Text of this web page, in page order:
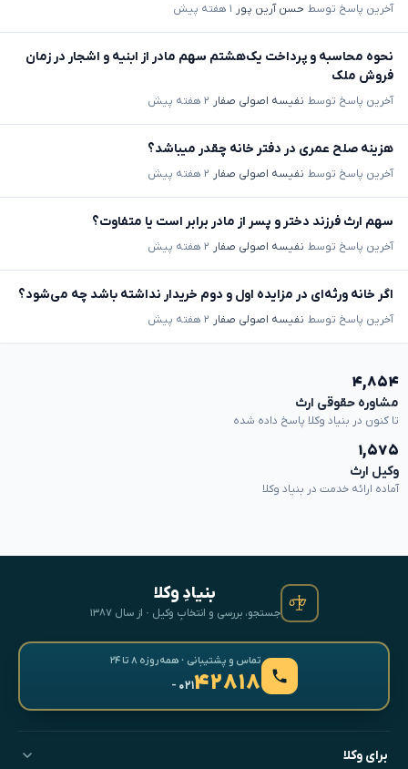
آخرین پاسخ توسط حسن آرین پور ۱ هفته پیش
نحوه محاسبه و پرداخت یک‌هشتم سهم مادر از ابنیه و اشجار در زمان
فروش ملک
آخرین پاسخ توسط نفیسه اصولی صفار ۲ هفته پیش
هزینه صلح عمری در دفتر خانه چقدر میباشد؟
آخرین پاسخ توسط نفیسه اصولی صفار ۲ هفته پیش
سهم ارث فرزند دختر و پسر از مادر برابر است یا متفاوت؟
آخرین پاسخ توسط نفیسه اصولی صفار ۲ هفته پیش
اگر خانه ورثه‌ای در مزایده اول و دوم خریدار نداشته باشد چه می‌شود؟
آخرین پاسخ توسط نفیسه اصولی صفار ۲ هفته پیش
۴,۸۵۴
مشاوره حقوقی ارث
تا کنون در بنیاد وکلا پاسخ داده شده
۱,۵۷۵
وکیل ارث
آماده ارائه خدمت در بنیاد وکلا
بنیادِ وکلا
جستجو، بررسی و انتخابِ وکیل · از سال ۱۳۸۷
تماس و پشتیبانی · همه‌روزه ۸ تا ۲۴
۴۲۸۱۸- ۰۲۱
برای وکلا